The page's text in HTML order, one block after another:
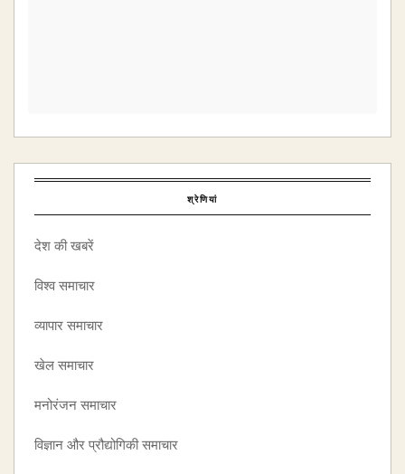
श्रेणियां
देश की खबरें
विश्व समाचार
व्यापार समाचार
खेल समाचार
मनोरंजन समाचार
विज्ञान और प्रौद्योगिकी समाचार